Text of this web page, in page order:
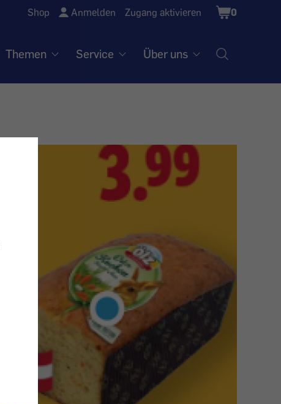
Shop Anmelden Zugang aktivieren
Shopping
Cart
0
Themen Service Über uns